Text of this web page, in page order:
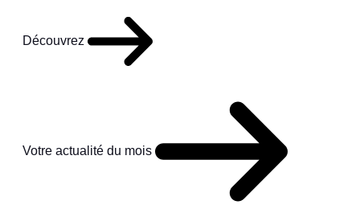
Découvrez
Votre actualité du mois